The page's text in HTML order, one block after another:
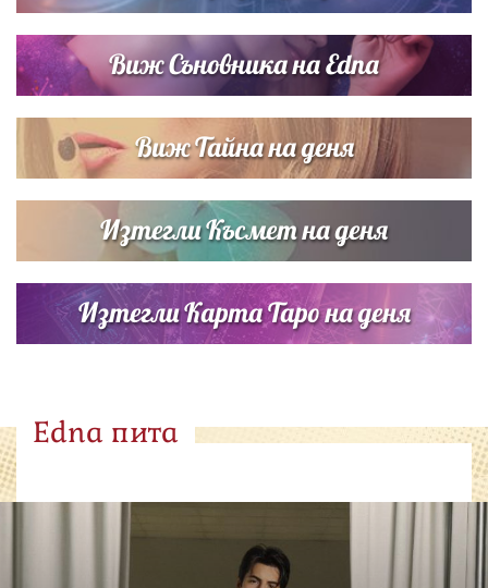
Виж Съновника на Edna
Виж Тайна на деня
Изтегли Късмет на деня
Изтегли Карта Таро на деня
Edna пита